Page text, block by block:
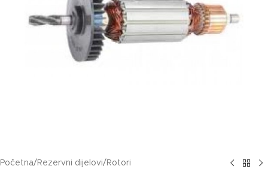
Početna/ Rezervni dijelovi/ Rotori